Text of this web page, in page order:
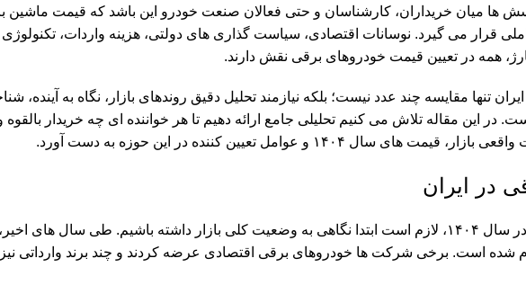
ها میان خریداران، کارشناسان و حتی فعالان صنعت خودرو این باشد که قیمت ماشین
تحت تأثیر چه عواملی قرار می گیرد. نوسانات اقتصادی، سیاست گذاری های دولتی، هزینه واردات،
همه در تعیین قیمت خودروهای برقی نقش دارند.
تنها مقایسه چند عدد نیست؛ بلکه نیازمند تحلیل دقیق روندهای بازار، نگاه به آینده،
در این مقاله تلاش می کنیم تحلیلی جامع ارائه دهیم تا هر خواننده ای چه خریدار بالقوه
و عوامل تعیین کننده در این حوزه به دست آورد.
در ایران
برای درک دقیق قیمت ماشین برقی در ایران در سال ۱۴۰۴، لازم است ابتدا نگاهی به وضعیت کلی بازار داشته باشیم. طی
شده است. برخی شرکت ها خودروهای برقی اقتصادی عرضه کردند و چند برند وارداتی نیز